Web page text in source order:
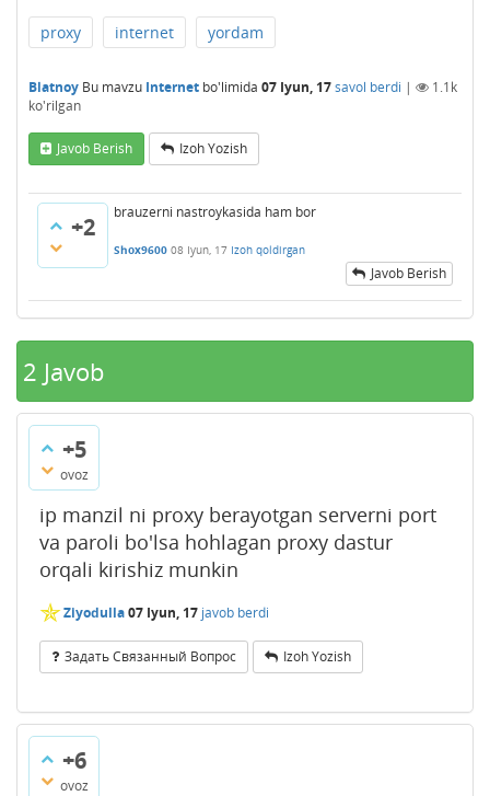
proxy internet yordam
Blatnoy Bu mavzu Internet bo'limida 07 Iyun, 17savol berdi |
1.1k
ko'rilgan
Javob Berish Izoh Yozish
+2
brauzerni nastroykasida ham bor
Shox9600 08 Iyun, 17 Izoh qoldirgan
Javob Berish
2 Javob
+5
ovoz
ip manzil ni proxy berayotgan serverni port
va paroli bo'lsa hohlagan proxy dastur
orqali kirishiz munkin
✯Ziyodulla07 Iyun, 17 javob berdi
Задать Связанный Вопрос Izoh Yozish
+6
ovoz